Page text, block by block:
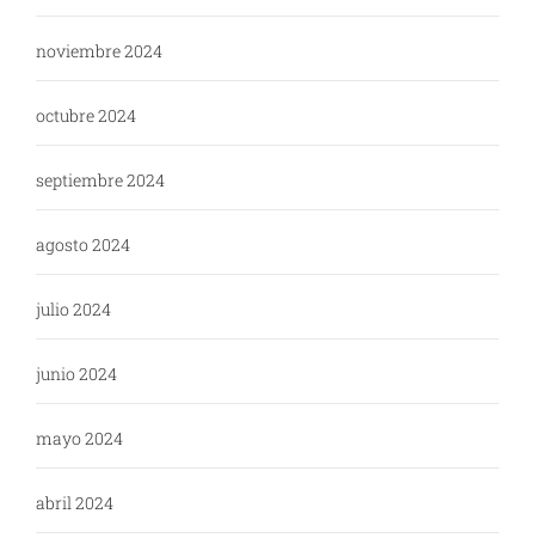
noviembre 2024
octubre 2024
septiembre 2024
agosto 2024
julio 2024
junio 2024
mayo 2024
abril 2024